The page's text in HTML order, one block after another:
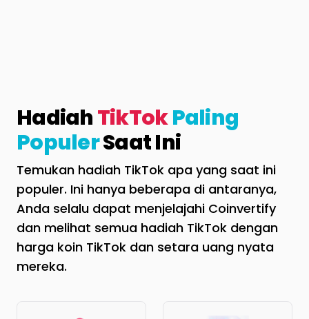
HadiahTikTokPaling
PopulerSaat Ini
Temukan hadiah TikTok apa yang saat ini
populer. Ini hanya beberapa di antaranya,
Anda selalu dapat menjelajahi Coinvertify
dan melihat semua hadiah TikTok dengan
harga koin TikTok dan setara uang nyata
mereka.